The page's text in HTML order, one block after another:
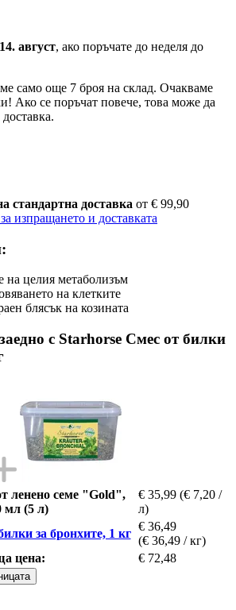
август, ако поръчате до неделя до
само още 7 броя на склад. Очакваме
Ако се поръчат повече, това може да
стандартна доставка от € 99,90
изпращането и доставката
на целия метаболизъм
на клетките
блясък на козината
с Starhorse Смес от билки
ленено семе "Gold",
мл (5 л)
€ 35,99 (€ 7,20 /
л)
за бронхите, 1 кг
€ 36,49
(€ 36,49 / кг)
цена:
€ 72,48